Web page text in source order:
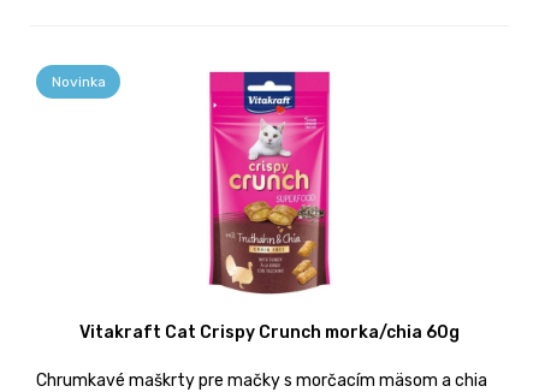
Novinka
Vitakraft Cat Crispy Crunch morka/chia 60g
Chrumkavé maškrty pre mačky s morčacím mäsom a chia